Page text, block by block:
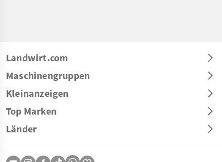
Landwirt.com
Maschinengruppen
Kleinanzeigen
Top Marken
Länder